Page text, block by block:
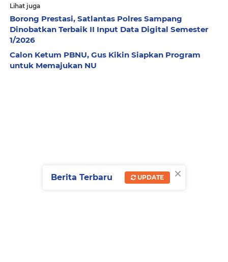
Lihat juga
Borong Prestasi, Satlantas Polres Sampang
Dinobatkan Terbaik II Input Data Digital Semester
1/2026
Calon Ketum PBNU, Gus Kikin Siapkan Program
untuk Memajukan NU
×
Berita Terbaru UPDATE